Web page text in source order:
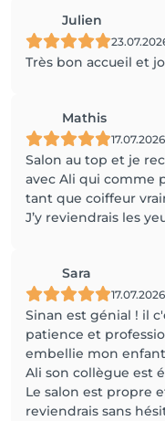
Julien
Très bon accueil et
Mathis
17.07.2026
Salon au top et je
avec Ali qui comme
tant que coiffeur
J’y reviendrais les
Sara
17.07.2026
Sinan est génial ! il
patience et
embellie mon
Ali son collègue est
Le salon est propre
reviendrais sans